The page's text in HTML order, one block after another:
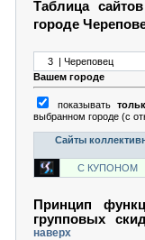
Таблица
городе
Вашем городе
показывать
выбранном городе (с
Сайты
С КУПОНОМ
Принцип
групповых
наверх